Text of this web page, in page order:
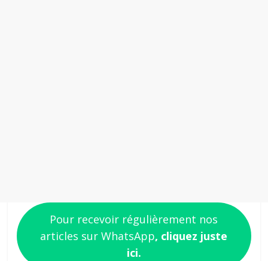
Pour recevoir régulièrement nos
articles sur WhatsApp, cliquez juste
ici.